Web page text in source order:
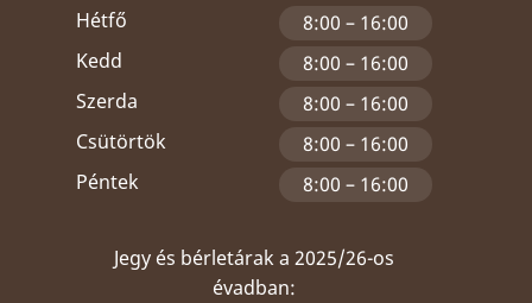
Hétfő
8:00 – 16:00
Kedd
8:00 – 16:00
Szerda
8:00 – 16:00
Csütörtök
8:00 – 16:00
Péntek
8:00 – 16:00
Jegy és bérletárak a 2025/26-os
évadban: